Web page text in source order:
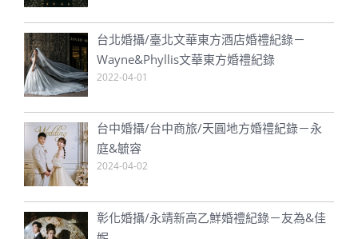
台北婚攝/臺北文華東方酒店婚禮紀錄－
Wayne&Phyllis文華東方婚禮紀錄
2022-04-01
台中婚攝/台中商旅/天圓地方婚禮紀錄－永
庭&毓容
2024-04-02
彰化婚攝/永靖新高乙鮮婚禮紀錄－友為&佳